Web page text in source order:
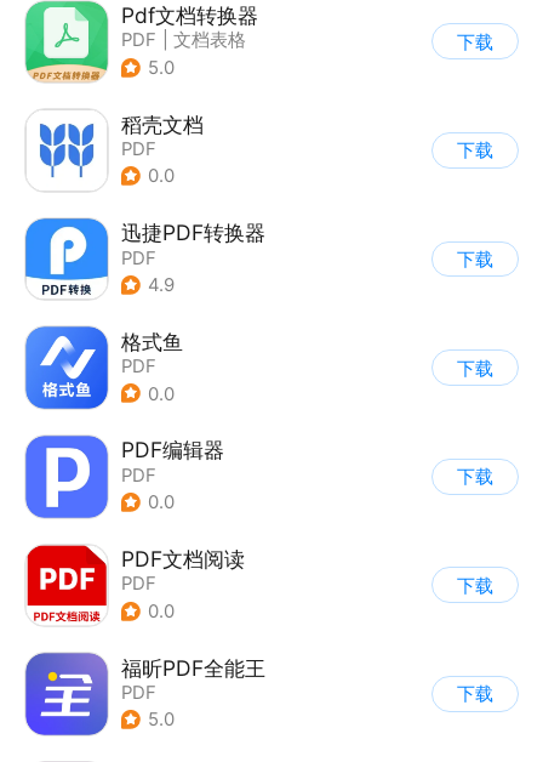
Pdf文档转换器
PDF
文档表格
5.0
下载
稻壳文档
PDF
0.0
下载
迅捷PDF转换器
PDF
4.9
下载
格式鱼
PDF
0.0
下载
PDF编辑器
PDF
0.0
下载
PDF文档阅读
PDF
0.0
下载
福昕PDF全能王
PDF
5.0
下载